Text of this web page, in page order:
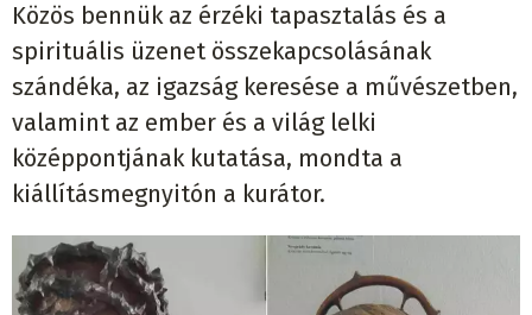
Közös bennük az érzéki tapasztalás és a
spirituális üzenet összekapcsolásának
szándéka, az igazság keresése a művészetben,
valamint az ember és a világ lelki
középpontjának kutatása, mondta a
kiállításmegnyitón a kurátor.